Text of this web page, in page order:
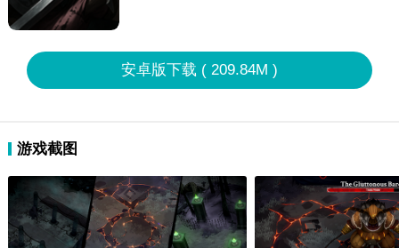
安卓版下载 ( 209.84M )
游戏截图